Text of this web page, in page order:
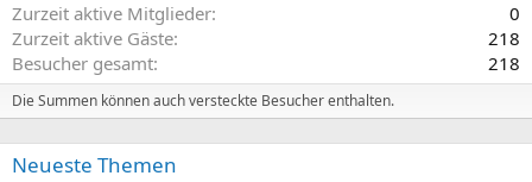
i
m
m
i
m
m
Zurzeit aktive Mitglieder
0
Zurzeit aktive Gäste
218
Besucher gesamt
218
Die Summen können auch versteckte Besucher enthalten.
Neueste Themen